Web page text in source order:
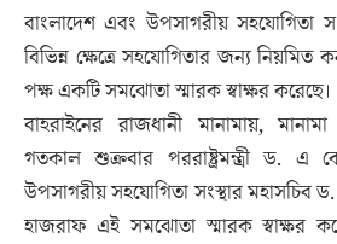
বাংলাদেশ এবং উপসাগরীয় সহযোগিতা
বিভিন্ন ক্ষেত্রে সহযোগিতার জন্য
পক্ষ একটি সমঝোতা স্মারক স্বাক্ষর করেছে।
বাহরাইনের রাজধানী মানামায়,
গতকাল শুক্রবার পররাষ্ট্রমন্ত্রী ড.
উপসাগরীয় সহযোগিতা সংস্থার মহাসচিব
হাজরাফ এই সমঝোতা স্মারক স্বাক্ষর